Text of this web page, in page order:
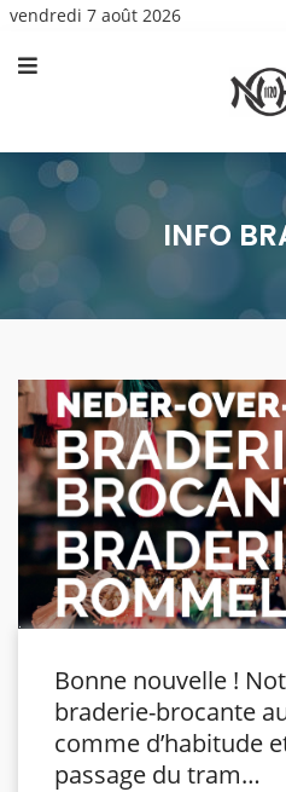
vendredi 7 août 2026
INFO
Bonne nouvelle !
braderie-brocante
comme d’habitude
passage du tram…